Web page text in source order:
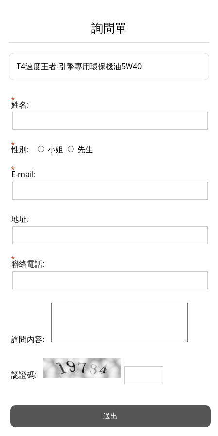
詢問單
姓名:
性別: 小姐 先生
E-mail:
地址:
聯絡電話:
詢問內容:
認證碼: